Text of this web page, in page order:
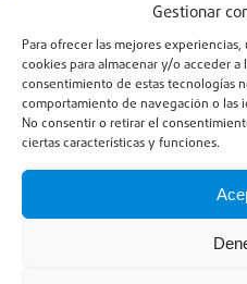
Gestionar
Para ofrecer las mejores
cookies para almacenar y/o acceder
consentimiento de estas tecnologías
comportamiento de navegación o las
No consentir o retirar el
ciertas características y funciones.
Síguenos en redes:
Suscríbete a nuestro boletín